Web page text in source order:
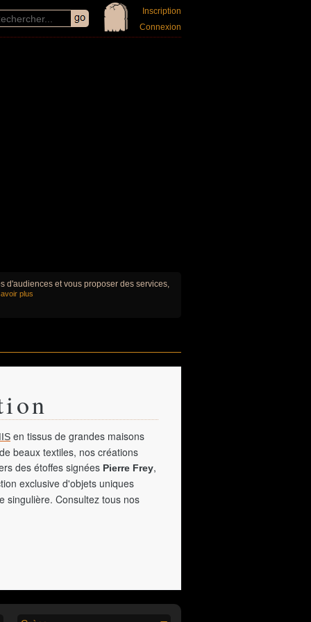
Inscription
Connexion
d'audiences et vous proposer des services,
plus
en tissus de grandes maisons
beaux textiles, nos créations
des étoffes signées Pierre Frey,
exclusive d'objets uniques
singulière. Consultez tous nos